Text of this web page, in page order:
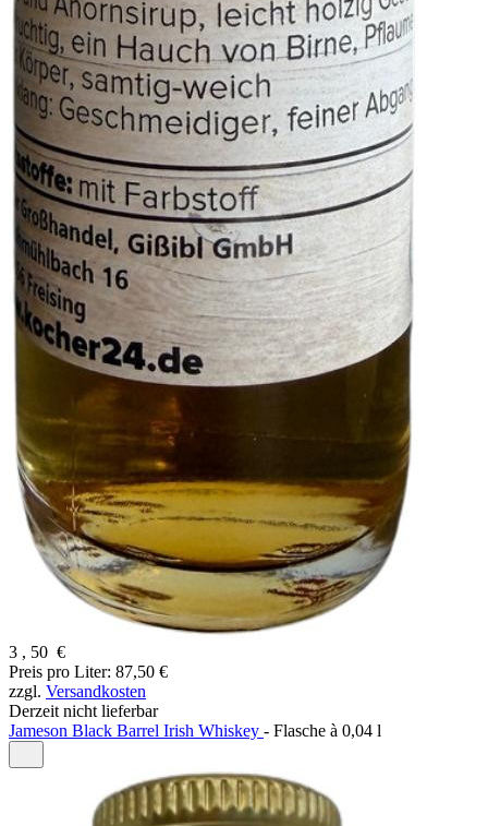
3 , 50 €
Preis pro Liter: 87,50 €
zzgl. Versandkosten
Derzeit nicht lieferbar
Jameson Black Barrel Irish Whiskey - Flasche à 0,04 l